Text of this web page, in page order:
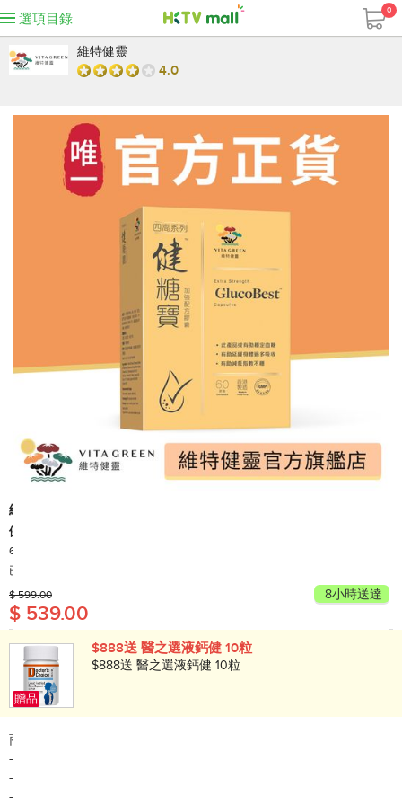
選項目錄
0
維特健靈
4.0
維特健靈
健糖寶 60 粒 - 穩定醣分水平
60's
已售出 400+
$ 599.00
$ 539.00
8小時送達
贈品
$888送 醫之選液鈣健 10粒
$888送 醫之選液鈣健 10粒
商品簡介:
-延緩澱粉吸收
-穩定醣分水平
-本港大學臨床實證餐前一粒有效減低水平波動^